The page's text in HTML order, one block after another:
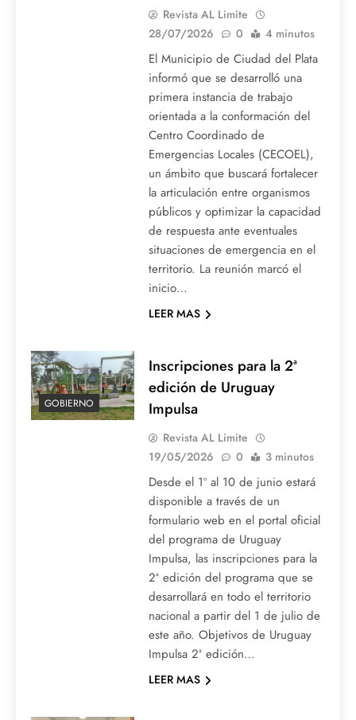
Revista AL Limite
28/07/2026
0 4 minutos
El Municipio de Ciudad del Plata
informó que se desarrolló una
primera instancia de trabajo
orientada a la conformación del
Centro Coordinado de
Emergencias Locales (CECOEL),
un ámbito que buscará fortalecer
la articulación entre organismos
públicos y optimizar la capacidad
de respuesta ante eventuales
situaciones de emergencia en el
territorio. La reunión marcó el
inicio…
LEER MAS
GOBIERNO
Inscripciones para la 2ª
edición de Uruguay
Impulsa
Revista AL Limite
19/05/2026
0 3 minutos
Desde el 1º al 10 de junio estará
disponible a través de un
formulario web en el portal oficial
del programa de Uruguay
Impulsa, las inscripciones para la
2ª edición del programa que se
desarrollará en todo el territorio
nacional a partir del 1 de julio de
este año. Objetivos de Uruguay
Impulsa 2ª edición…
LEER MAS